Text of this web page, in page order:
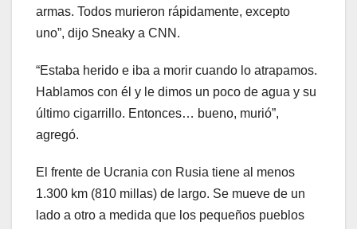
armas. Todos murieron rápidamente, excepto
uno”, dijo Sneaky a CNN.
“Estaba herido e iba a morir cuando lo atrapamos.
Hablamos con él y le dimos un poco de agua y su
último cigarrillo. Entonces… bueno, murió”,
agregó.
El frente de Ucrania con Rusia tiene al menos
1.300 km (810 millas) de largo. Se mueve de un
lado a otro a medida que los pequeños pueblos